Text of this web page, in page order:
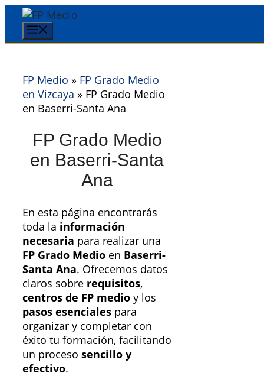
Saltar
contenido
FP Medio » FP Grado Medio
en Vizcaya » FP Grado Medio
en Baserri-Santa Ana
FP Grado Medio
en Baserri-Santa
Ana
En esta página encontrarás
toda la información
necesaria para realizar una
FP Grado Medio en Baserri-
Santa Ana. Ofrecemos datos
claros sobre requisitos,
centros de FP medio y los
pasos esenciales para
organizar y completar con
éxito tu formación, facilitando
un proceso sencillo y
efectivo.